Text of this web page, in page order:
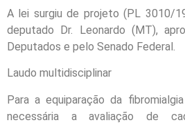
A lei surgiu de projeto (PL 3010/
deputado Dr. Leonardo (MT),
Deputados e pelo Senado Federal.
Laudo multidisciplinar
Para a equiparação da
necessária a avaliação de